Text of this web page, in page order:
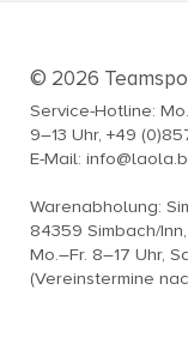
© 2026
Service-Hotline:
9–13 Uhr, +49
E-Mail:
Warenabholung:
84359 Simbach/
Mo.–Fr. 8–17 Uhr,
(Vereinstermine